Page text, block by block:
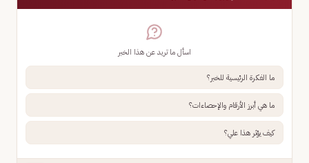
اسأل ما تريد عن هذا الخبر
ما الفكرة الرئيسية للخبر؟
ما هي أبرز الأرقام والإحصاءات؟
كيف يؤثر هذا علي؟